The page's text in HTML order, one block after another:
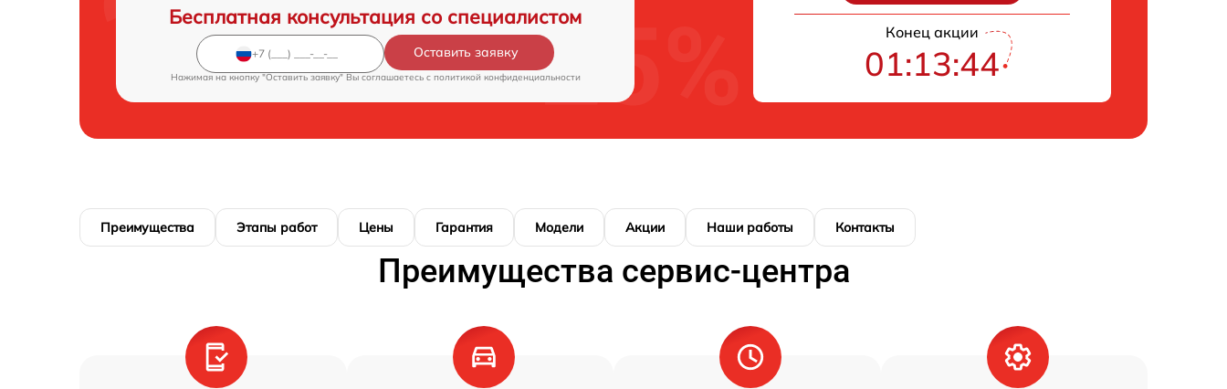
Бесплатная консультация со специалистом
Оставить заявку
Нажимая на кнопку "Оставить заявку" Вы соглашаетесь c политикой конфиденциальности
Конец акции
01:13:43
Преимущества Этапы работ Цены Гарантия Модели Акции Наши работы Контакты
Преимущества сервис-центра